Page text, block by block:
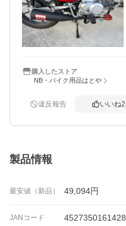
購入したストア
NB・バイク用品はとや
違反報告 いいね2
製品情報
最安値（新品） 49,094円
JANコード 4527350161428